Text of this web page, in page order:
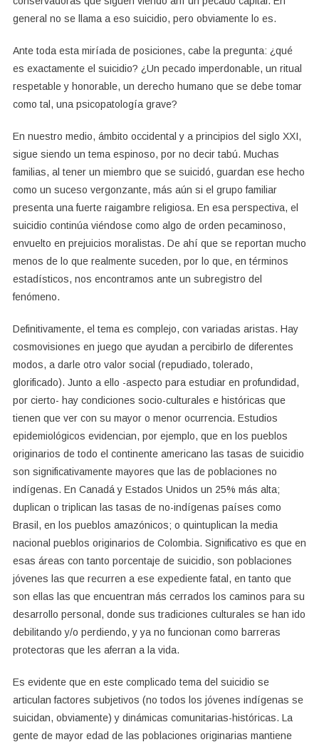
general no se llama a eso suicidio, pero obviamente lo es.
Ante toda esta miríada de posiciones, cabe la pregunta: ¿qué
es exactamente el suicidio? ¿Un pecado imperdonable, un ritual
respetable y honorable, un derecho humano que se debe tomar
como tal, una psicopatología grave?
En nuestro medio, ámbito occidental y a principios del siglo XXI,
sigue siendo un tema espinoso, por no decir tabú. Muchas
familias, al tener un miembro que se suicidó, guardan ese hecho
como un suceso vergonzante, más aún si el grupo familiar
presenta una fuerte raigambre religiosa. En esa perspectiva, el
suicidio continúa viéndose como algo de orden pecaminoso,
envuelto en prejuicios moralistas. De ahí que se reportan mucho
menos de lo que realmente suceden, por lo que, en términos
estadísticos, nos encontramos ante un subregistro del
fenómeno.
Definitivamente, el tema es complejo, con variadas aristas. Hay
cosmovisiones en juego que ayudan a percibirlo de diferentes
modos, a darle otro valor social (repudiado, tolerado,
glorificado). Junto a ello -aspecto para estudiar en profundidad,
por cierto- hay condiciones socio-culturales e históricas que
tienen que ver con su mayor o menor ocurrencia. Estudios
epidemiológicos evidencian, por ejemplo, que en los pueblos
originarios de todo el continente americano las tasas de suicidio
son significativamente mayores que las de poblaciones no
indígenas. En Canadá y Estados Unidos un 25% más alta;
duplican o triplican las tasas de no-indígenas países como
Brasil, en los pueblos amazónicos; o quintuplican la media
nacional pueblos originarios de Colombia. Significativo es que en
esas áreas con tanto porcentaje de suicidio, son poblaciones
jóvenes las que recurren a ese expediente fatal, en tanto que
son ellas las que encuentran más cerrados los caminos para su
desarrollo personal, donde sus tradiciones culturales se han ido
debilitando y/o perdiendo, y ya no funcionan como barreras
protectoras que les aferran a la vida.
Es evidente que en este complicado tema del suicidio se
articulan factores subjetivos (no todos los jóvenes indígenas se
suicidan, obviamente) y dinámicas comunitarias-históricas. La
gente de mayor edad de las poblaciones originarias mantiene